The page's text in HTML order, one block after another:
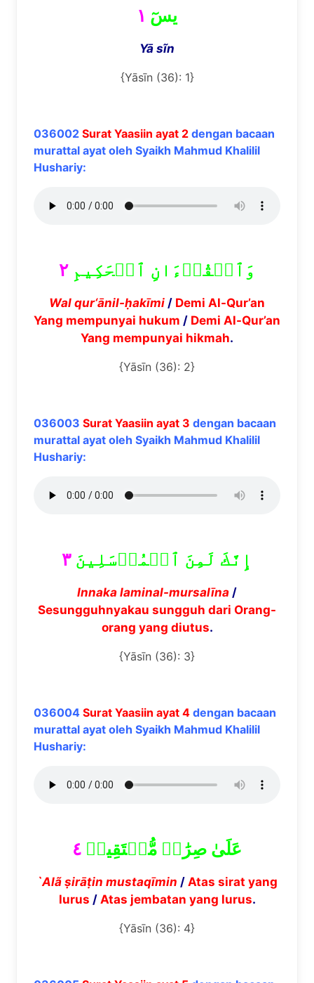
يسٓ ١
Yā sĩn
{Yāsīn (36): 1}
036002 Surat Yaasiin ayat 2 dengan bacaan
murattal ayat oleh Syaikh Mahmud Khalilil
Hushariy:
وَٱلۡقُرۡءَانِ ٱلۡحَكِيمِ٢
Wal qur‘ānil-ḥakīmi / Demi Al-Qur’an
Yang mempunyai hukum / Demi Al-Qur’an
Yang mempunyai hikmah.
{Yāsīn (36): 2}
036003 Surat Yaasiin ayat 3 dengan bacaan
murattal ayat oleh Syaikh Mahmud Khalilil
Hushariy:
إِنَّكَ لَمِنَ ٱلۡمُرۡسَلِينَ٣
Innaka laminal-mursalīna /
Sesungguhnyakau sungguh dari Orang-
orang yang diutus.
{Yāsīn (36): 3}
036004 Surat Yaasiin ayat 4 dengan bacaan
murattal ayat oleh Syaikh Mahmud Khalilil
Hushariy:
عَلَىٰ صِرَٰطٖ مُّسۡتَقِيمٖ٤
`Alã ṣirāṭin mustaqīmin / Atas sirat yang
lurus /Atas jembatan yang lurus.
{Yāsīn (36): 4}